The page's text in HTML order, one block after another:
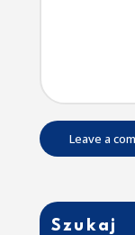
Szukaj